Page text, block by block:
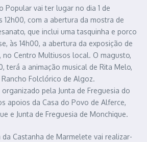
Popular vai ter lugar no dia 1 de
12h00, com a abertura da mostra de
que inclui uma tasquinha e porco
às 14h00, a abertura da exposição de
Centro Multiusos local. O magusto,
terá a animação musical de Rita Melo,
Folclórico de Algoz.
pela Junta de Freguesia do
apoios da Casa do Povo de Alferce,
e Junta de Freguesia de Monchique.
da Castanha de Marmelete vai realizar-